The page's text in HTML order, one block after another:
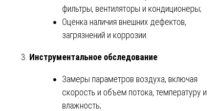
фильтры, вентиляторы и кондиционеры;
Оценка наличия внешних дефектов,
загрязнений и коррозии.
Инструментальное обследование:
Замеры параметров воздуха, включая
скорость и объем потока, температуру и
влажность;